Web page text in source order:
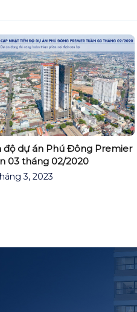
độ dự án Phú Đông Premier
03 tháng 02/2020
3, 2023